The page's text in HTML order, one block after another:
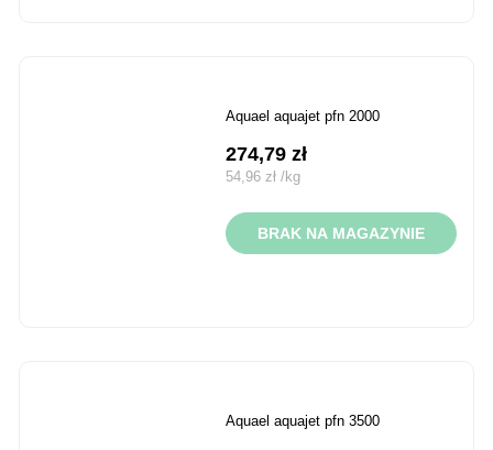
aquael aquajet pfn 2000
274,79zł
54,96 zł /kg
BRAK NA MAGAZYNIE
aquael aquajet pfn 3500